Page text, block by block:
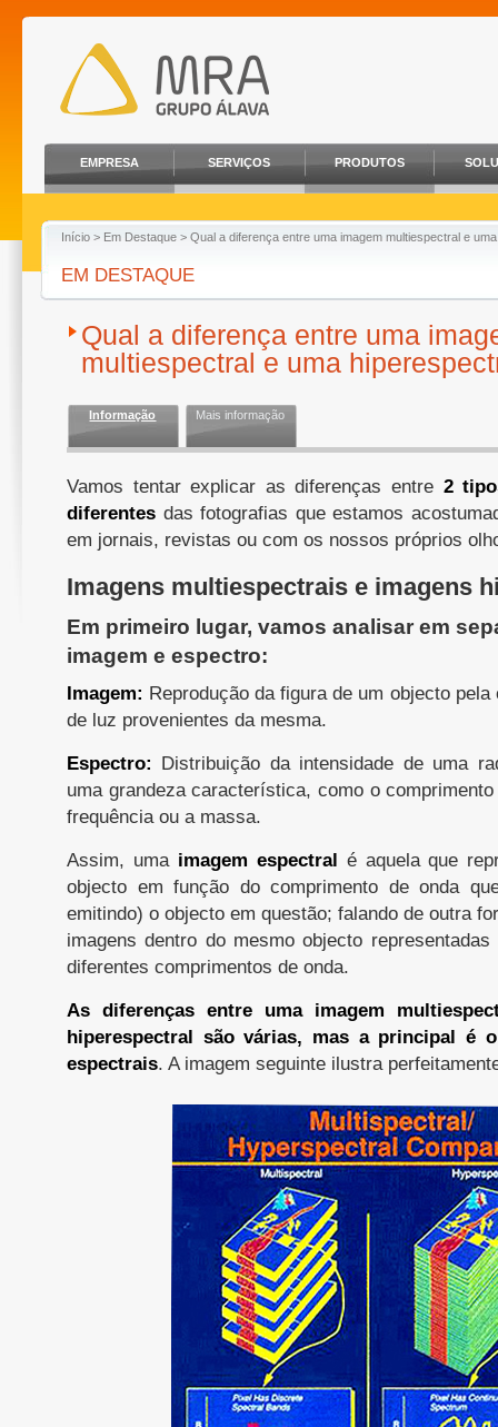
EMPRESA SERVIÇOS PRODUTOS
Início > Em Destaque > Qual a diferença entre uma imagem multiespectral e
EM DESTAQUE
Qual a diferença entre uma
multiespectral e uma
Informação Mais informação
Vamos tentar explicar as diferenças entre 2
diferentes das fotografias que estamos
em jornais, revistas ou com os nossos próprios
Imagens multiespectrais e imagens
Em primeiro lugar, vamos analisar em
imagem e espectro:
Imagem: Reprodução da figura de um objecto
de luz provenientes da mesma.
Espectro: Distribuição da intensidade de uma
uma grandeza característica, como o
frequência ou a massa.
Assim, uma imagem espectral é aquela que
objecto em função do comprimento de onda
emitindo) o objecto em questão; falando de outra
imagens dentro do mesmo objecto
diferentes comprimentos de onda.
As diferenças entre uma imagem
hiperespectral são várias, mas a principal é
espectrais. A imagem seguinte ilustra